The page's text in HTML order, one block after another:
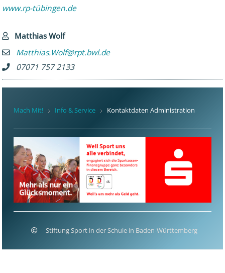
www.rp-tübingen.de
Matthias Wolf
Matthias.Wolf@rpt.bwl.de
07071 757 2133
Mach Mit! Info & Service Kontaktdaten Administration
Stiftung Sport in der Schule in Baden-Württemberg